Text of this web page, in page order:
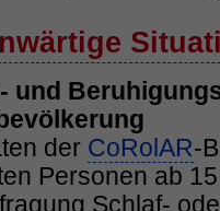
und
der CoRolAR-
Personen ab
Schlaf-